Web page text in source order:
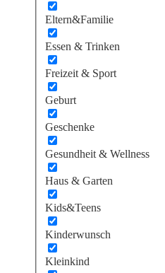
Eltern&Familie
Essen & Trinken
Freizeit & Sport
Geburt
Geschenke
Gesundheit & Wellness
Haus & Garten
Kids&Teens
Kinderwunsch
Kleinkind